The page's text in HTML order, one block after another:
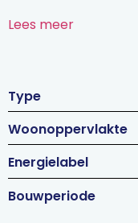
Lees meer
Type
Woonoppervlakte
Energielabel
Bouwperiode